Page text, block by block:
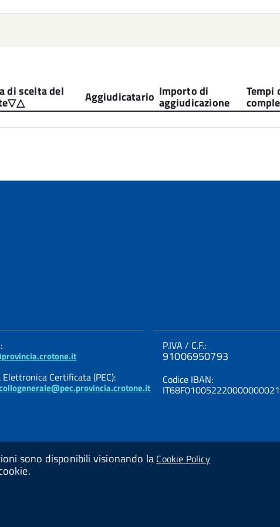
sono disponibili visionando la Cookie Policy
di scelta del Aggiudicatario Importo di
aggiudicazione
Tempi
Elettronica Certificata (PEC):
P.IVA / C.F.:
91006950793
Codice IBAN: